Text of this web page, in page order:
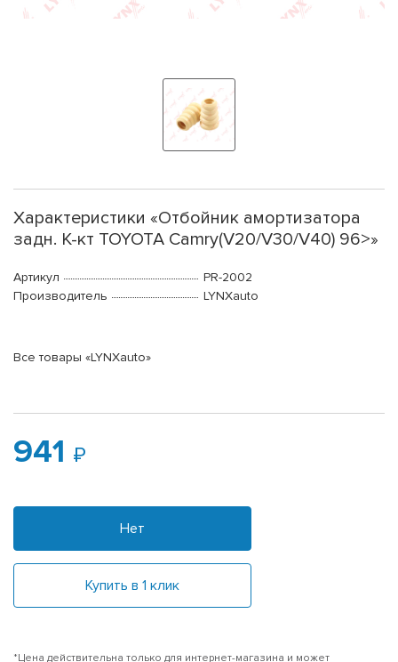
Характеристики «Отбойник амортизатора
задн. К-кт TOYOTA Camry(V20/V30/V40) 96>»
Артикул
PR-2002
Производитель
LYNXauto
Все товары «LYNXauto»
941
Нет
Купить в 1 клик
*Цена действительна только для интернет-магазина и может